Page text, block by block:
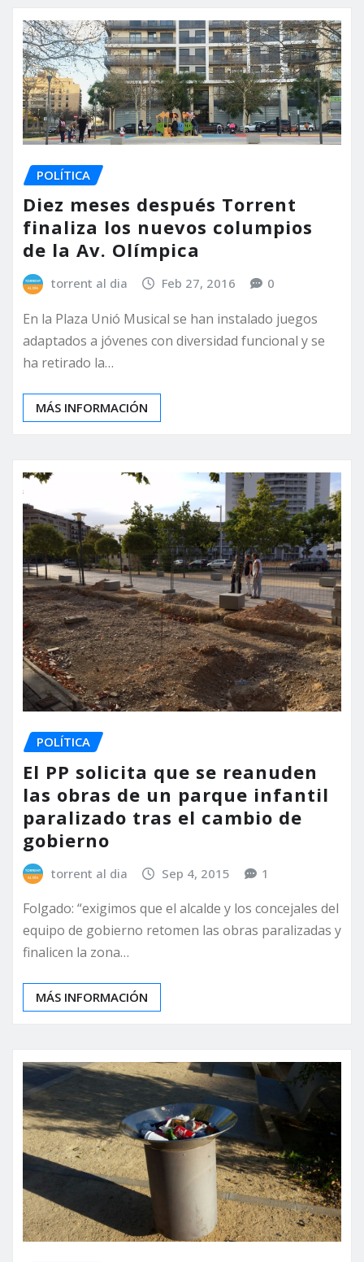
POLÍTICA
Diez meses después Torrent
finaliza los nuevos columpios
de la Av. Olímpica
torrent al dia Feb 27, 2016 0
En la Plaza Unió Musical se han instalado juegos
adaptados a jóvenes con diversidad funcional y se
ha retirado la…
MÁS INFORMACIÓN
POLÍTICA
El PP solicita que se reanuden
las obras de un parque infantil
paralizado tras el cambio de
gobierno
torrent al dia Sep 4, 2015 1
Folgado: “exigimos que el alcalde y los concejales del
equipo de gobierno retomen las obras paralizadas y
finalicen la zona…
MÁS INFORMACIÓN